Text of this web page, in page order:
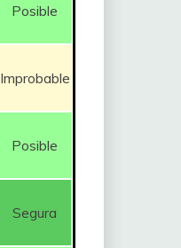
Posible
Improbable
Posible
Segura